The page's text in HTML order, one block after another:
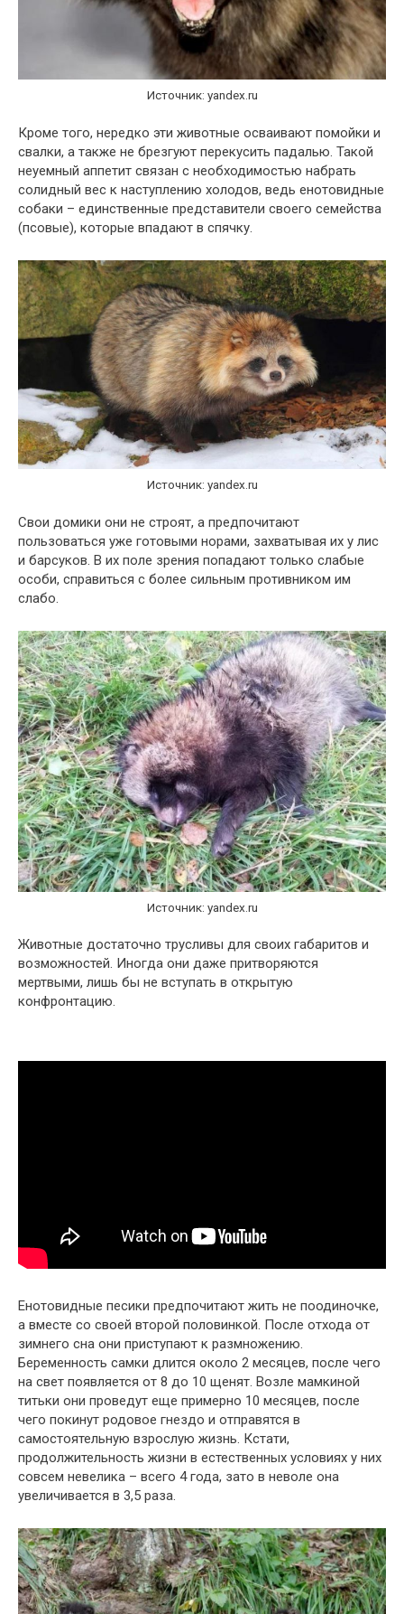
Источник: yandex.ru
Кроме того, нередко эти животные осваивают помойки и
свалки, а также не брезгуют перекусить падалью. Такой
неуемный аппетит связан с необходимостью набрать
солидный вес к наступлению холодов, ведь енотовидные
собаки – единственные представители своего семейства
(псовые), которые впадают в спячку.
Источник: yandex.ru
Свои домики они не строят, а предпочитают
пользоваться уже готовыми норами, захватывая их у лис
и барсуков. В их поле зрения попадают только слабые
особи, справиться с более сильным противником им
слабо.
Источник: yandex.ru
Животные достаточно трусливы для своих габаритов и
возможностей. Иногда они даже притворяются
мертвыми, лишь бы не вступать в открытую
конфронтацию.
Енотовидные песики предпочитают жить не поодиночке,
а вместе со своей второй половинкой. После отхода от
зимнего сна они приступают к размножению.
Беременность самки длится около 2 месяцев, после чего
на свет появляется от 8 до 10 щенят. Возле мамкиной
титьки они проведут еще примерно 10 месяцев, после
чего покинут родовое гнездо и отправятся в
самостоятельную взрослую жизнь. Кстати,
продолжительность жизни в естественных условиях у них
совсем невелика – всего 4 года, зато в неволе она
увеличивается в 3,5 раза.